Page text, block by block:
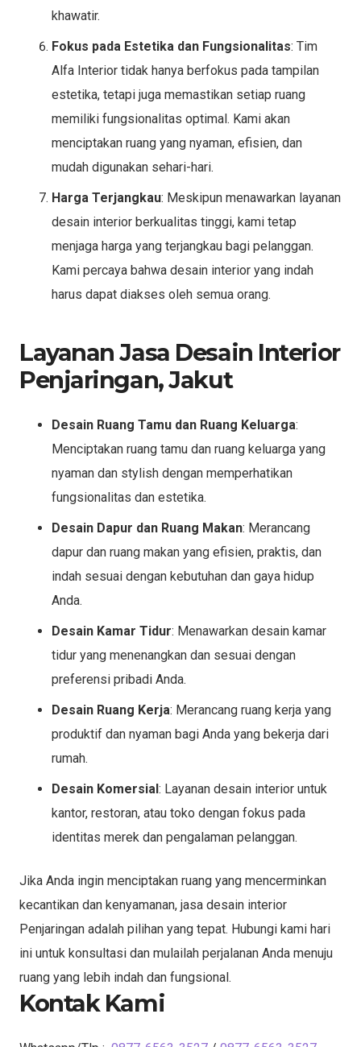
khawatir.
Fokus pada Estetika dan Fungsionalitas: Tim
Alfa Interior tidak hanya berfokus pada tampilan
estetika, tetapi juga memastikan setiap ruang
memiliki fungsionalitas optimal. Kami akan
menciptakan ruang yang nyaman, efisien, dan
mudah digunakan sehari-hari.
Harga Terjangkau: Meskipun menawarkan layanan
desain interior berkualitas tinggi, kami tetap
menjaga harga yang terjangkau bagi pelanggan.
Kami percaya bahwa desain interior yang indah
harus dapat diakses oleh semua orang.
Layanan Jasa Desain Interior
Penjaringan, Jakut
Desain Ruang Tamu dan Ruang Keluarga:
Menciptakan ruang tamu dan ruang keluarga yang
nyaman dan stylish dengan memperhatikan
fungsionalitas dan estetika.
Desain Dapur dan Ruang Makan: Merancang
dapur dan ruang makan yang efisien, praktis, dan
indah sesuai dengan kebutuhan dan gaya hidup
Anda.
Desain Kamar Tidur: Menawarkan desain kamar
tidur yang menenangkan dan sesuai dengan
preferensi pribadi Anda.
Desain Ruang Kerja: Merancang ruang kerja yang
produktif dan nyaman bagi Anda yang bekerja dari
rumah.
Desain Komersial: Layanan desain interior untuk
kantor, restoran, atau toko dengan fokus pada
identitas merek dan pengalaman pelanggan.
Jika Anda ingin menciptakan ruang yang mencerminkan
kecantikan dan kenyamanan, jasa desain interior
Penjaringan adalah pilihan yang tepat. Hubungi kami hari
ini untuk konsultasi dan mulailah perjalanan Anda menuju
ruang yang lebih indah dan fungsional.
Kontak Kami